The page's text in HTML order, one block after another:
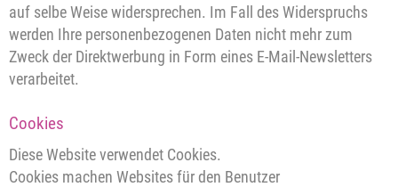
auf selbe Weise widersprechen. Im Fall des Widerspruchs
werden Ihre personenbezogenen Daten nicht mehr zum
Zweck der Direktwerbung in Form eines E-Mail-Newsletters
verarbeitet.
Cookies
Diese Website verwendet Cookies.
Cookies machen Websites für den Benutzer